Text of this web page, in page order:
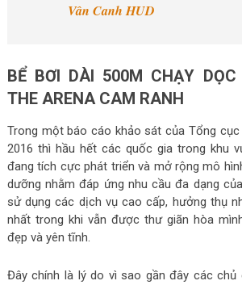
Vân Canh HUD
BỂ BƠI DÀI 500M CHẠY
THE ARENA CAM RANH
Trong một báo cáo khảo sát của Tổng
2016 thì hầu hết các quốc gia trong khu
đang tích cực phát triển và mở rộng mô
dưỡng nhằm đáp ứng nhu cầu đa dạng
sử dụng các dịch vụ cao cấp, hưởng thụ
nhất trong khi vẫn được thư giãn hòa
đẹp và yên tĩnh.
Đây chính là lý do vì sao gần đây các